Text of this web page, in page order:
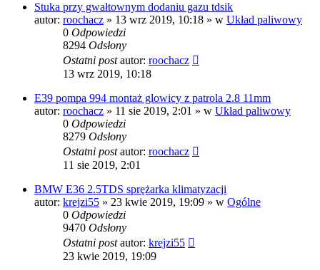
Stuka przy gwałtownym dodaniu gazu tdsik
autor: roochacz » 13 wrz 2019, 10:18 » w Układ paliwowy
0 Odpowiedzi
8294 Odsłony
Ostatni postautor: roochacz
13 wrz 2019, 10:18
E39 pompa 994 montaż glowicy z patrola 2.8 11mm
autor: roochacz » 11 sie 2019, 2:01 » w Układ paliwowy
0 Odpowiedzi
8279 Odsłony
Ostatni postautor: roochacz
11 sie 2019, 2:01
BMW E36 2.5TDS sprężarka klimatyzacji
autor: krejzi55 » 23 kwie 2019, 19:09 » w Ogólne
0 Odpowiedzi
9470 Odsłony
Ostatni postautor: krejzi55
23 kwie 2019, 19:09